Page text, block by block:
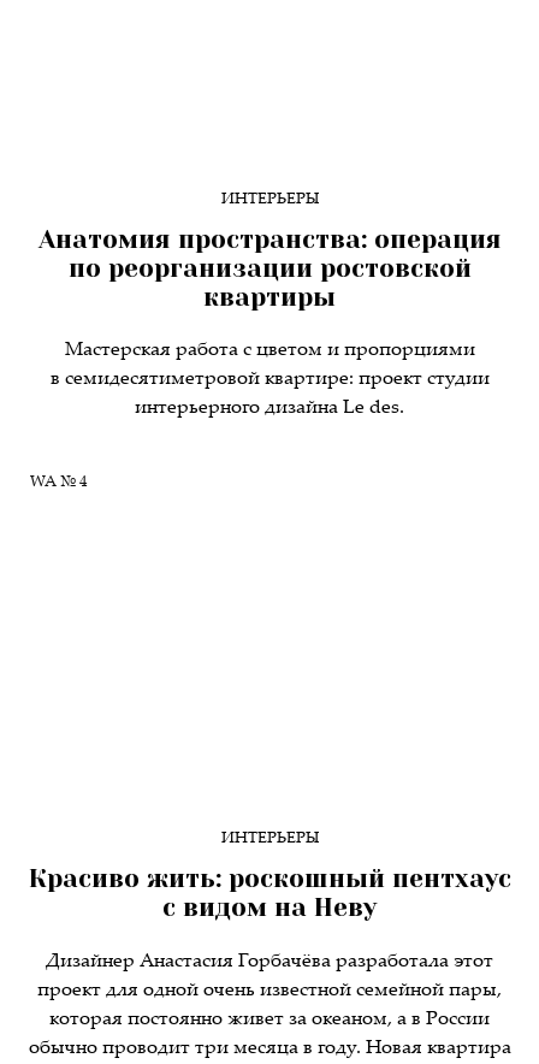
ИНТЕРЬЕРЫ
Анатомия пространства: операция
по реорганизации ростовской
квартиры
Мастерская работа с цветом и пропорциями
в семидесятиметровой квартире: проект студии
интерьерного дизайна Le des.
WA № 4
ИНТЕРЬЕРЫ
Красиво жить: роскошный пентхаус
с видом на Неву
Дизайнер Анастасия Горбачёва разработала этот
проект для одной очень известной семейной пары,
которая постоянно живет за океаном, а в России
обычно проводит три месяца в году. Новая квартира